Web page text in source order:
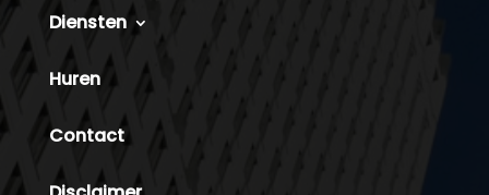
Diensten
Huren
Contact